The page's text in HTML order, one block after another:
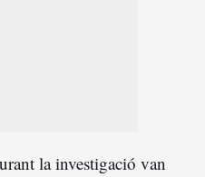
la investigació van